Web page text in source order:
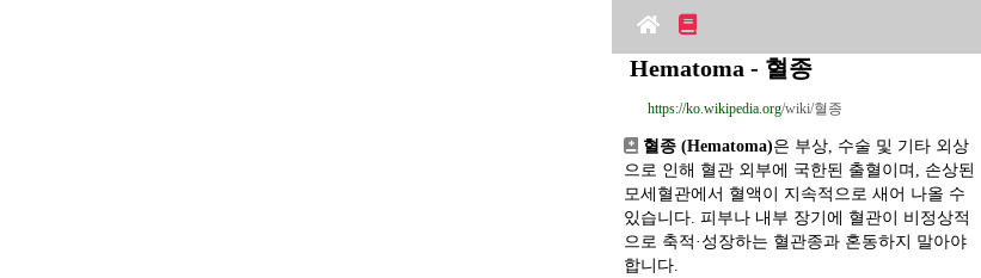
Hematoma - 혈종
https://ko.wikipedia.org/wiki/혈종
혈종 (Hematoma)은 부상, 수술 및 기타 외상
으로 인해 혈관 외부에 국한된 출혈이며, 손상된
모세혈관에서 혈액이 지속적으로 새어 나올 수
있습니다. 피부나 내부 장기에 혈관이 비정상적
으로 축적·성장하는 혈관종과 혼동하지 말아야
합니다.